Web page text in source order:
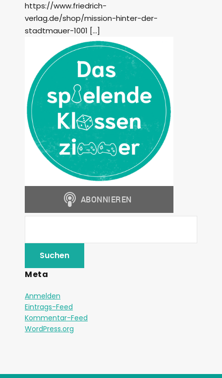
https://www.friedrich-
verlag.de/shop/mission-hinter-der-
stadtmauer-1001 […]
Meta
Anmelden
Eintrags-Feed
Kommentar-Feed
WordPress.org